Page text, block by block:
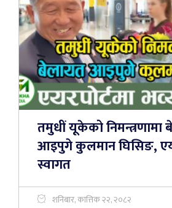
तमुधीं यूकेको निमन्त्रणामा
आइपुगे कुलमान घिसिङ,
स्वागत
शनिबार, कात्तिक २२, २०८२